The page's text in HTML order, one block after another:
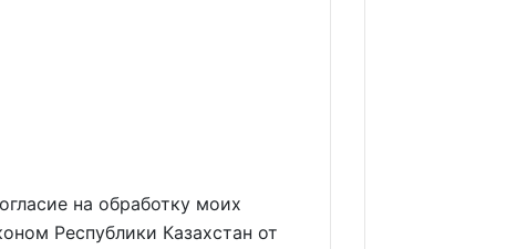
на обработку моих
Республики Казахстан от